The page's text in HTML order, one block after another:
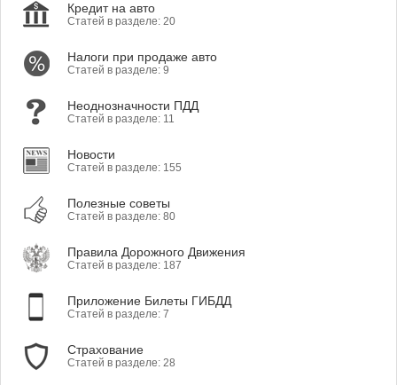
Кредит на авто
Статей в разделе: 20
Налоги при продаже авто
Статей в разделе: 9
Неоднозначности ПДД
Статей в разделе: 11
Новости
Статей в разделе: 155
Полезные советы
Статей в разделе: 80
Правила Дорожного Движения
Статей в разделе: 187
Приложение Билеты ГИБДД
Статей в разделе: 7
Страхование
Статей в разделе: 28